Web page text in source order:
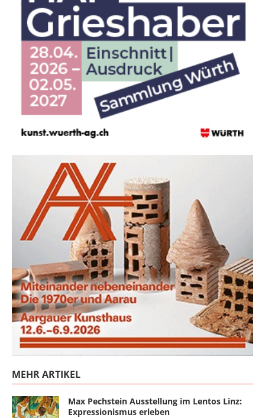
MEHR ARTIKEL
Max Pechstein Ausstellung im Lentos Linz:
Expressionismus erleben